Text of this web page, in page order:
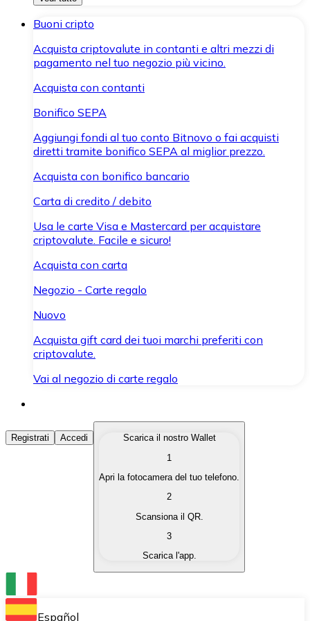
Buoni cripto
Acquista criptovalute in contanti e altri mezzi di
pagamento nel tuo negozio più vicino.
Acquista con contanti
Bonifico SEPA
Aggiungi fondi al tuo conto Bitnovo o fai acquisti
diretti tramite bonifico SEPA al miglior prezzo.
Acquista con bonifico bancario
Carta di credito / debito
Usa le carte Visa e Mastercard per acquistare
criptovalute. Facile e sicuro!
Acquista con carta
Negozio - Carte regalo
Nuovo
Acquista gift card dei tuoi marchi preferiti con
criptovalute.
Vai al negozio di carte regalo
Acquista Criptovalute
Acquista le criptovalute che ti interessano in modo
Converti le tue criptovalute in valuta fiat quando ne
Scambia una criptovaluta con un'altra
Conserva le tue cripto in un Wallet self-custodial.
Registrati Accedi
Scarica il nostro Wallet
1
Apri la fotocamera del tuo telefono.
2
Scansiona il QR.
3
Scarica l'app.
Español